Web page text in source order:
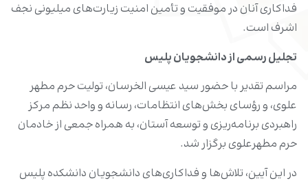
فداکاری آنان در موفقیت و تأمین امنیت زیارت‌های میلیونی نجف
اشرف است.
تجلیل رسمی از دانشجویان پلیس
مراسم تقدیر با حضور سید عیسی الخرسان، تولیت حرم مطهر
علوی، و رؤسای بخش‌های انتظامات، رسانه و واحد نظم مرکز
راهبردی برنامه‌ریزی و توسعه آستان، به همراه جمعی از خادمان
حرم مطهرعلوی برگزار شد.
در این آیین، تلاش‌ها و فداکاری‌های دانشجویان دانشکده پلیس